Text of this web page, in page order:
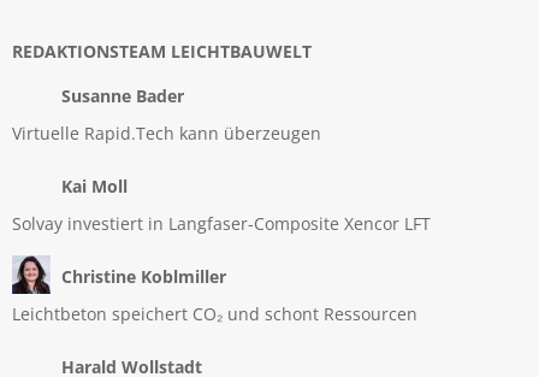
REDAKTIONSTEAM LEICHTBAUWELT
Susanne Bader
Virtuelle Rapid.Tech kann überzeugen
Kai Moll
Solvay investiert in Langfaser-Composite Xencor LFT
Christine Koblmiller
Leichtbeton speichert CO₂ und schont Ressourcen
Harald Wollstadt